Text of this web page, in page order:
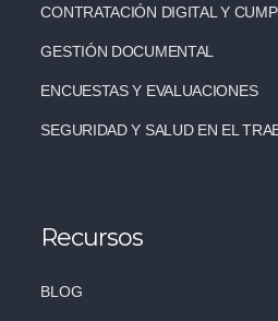
CONTRATACIÓN DIGITAL Y
GESTIÓN DOCUMENTAL
ENCUESTAS Y EVALUACIONES
SEGURIDAD Y SALUD EN EL
Recursos
BLOG